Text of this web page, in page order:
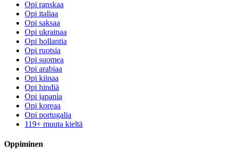
Opi ranskaa
Opi italiaa
Opi saksaa
Opi ukrainaa
Opi hollantia
Opi ruotsia
Opi suomea
Opi arabiaa
Opi kiinaa
Opi hindiä
Opi japania
Opi koreaa
Opi portugalia
119+ muuta kieltä
Oppiminen